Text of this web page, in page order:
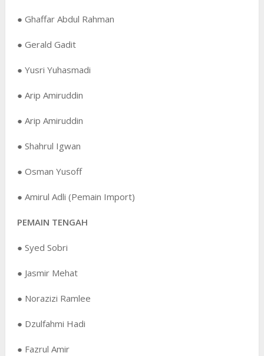
● Ghaffar Abdul Rahman
● Gerald Gadit
● Yusri Yuhasmadi
● Arip Amiruddin
● Arip Amiruddin
● Shahrul Igwan
● Osman Yusoff
● Amirul Adli (Pemain Import)
PEMAIN TENGAH
● Syed Sobri
● Jasmir Mehat
● Norazizi Ramlee
● Dzulfahmi Hadi
● Fazrul Amir